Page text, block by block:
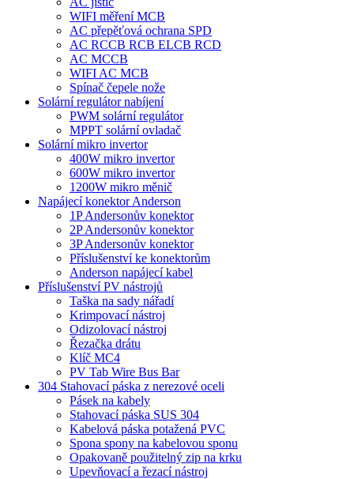
WIFI měření MCB
AC přepěťová ochrana SPD
AC RCCB RCB ELCB RCD
AC MCCB
WIFI AC MCB
Spínač čepele nože
Solární regulátor nabíjení
PWM solární regulátor
MPPT solární ovladač
Solární mikro invertor
400W mikro invertor
600W mikro invertor
1200W mikro měnič
Napájecí konektor Anderson
1P Andersonův konektor
2P Andersonův konektor
3P Andersonův konektor
Příslušenství ke konektorům
Anderson napájecí kabel
Příslušenství PV nástrojů
Taška na sady nářadí
Krimpovací nástroj
Odizolovací nástroj
Řezačka drátu
Klíč MC4
PV Tab Wire Bus Bar
304 Stahovací páska z nerezové oceli
Pásek na kabely
Stahovací páska SUS 304
Kabelová páska potažená PVC
Spona spony na kabelovou sponu
Opakovaně použitelný zip na krku
Upevňovací a řezací nástroj